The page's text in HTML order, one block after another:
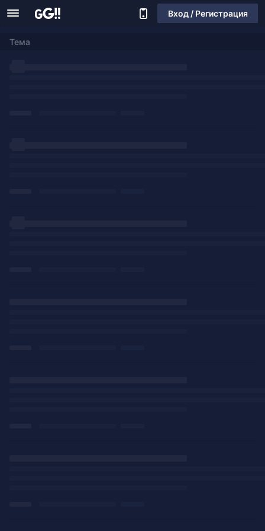
Вход / Регистрация
Тема